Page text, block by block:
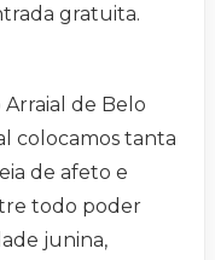
gratuita.
Arraial de Belo
colocamos tanta
de afeto e
todo poder
junina,